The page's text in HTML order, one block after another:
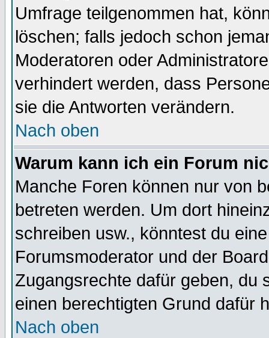
Umfrage teilgenommen hat,
löschen; falls jedoch schon
Moderatoren oder
verhindert werden, dass
sie die Antworten verändern.
Nach oben
Warum kann ich ein Forum
Manche Foren können nur von
betreten werden. Um dort
schreiben usw., könntest du
Forumsmoderator und der
Zugangsrechte dafür geben, du
einen berechtigten Grund dafür
Nach oben